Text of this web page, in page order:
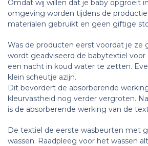
Omdat wij willen dat je baby opgroeit
omgeving worden tijdens de
materialen gebruikt en geen giftige
Was de producten eerst voordat je ze
wordt geadviseerd de babytextiel
een nacht in koud water te zetten.
klein scheutje azijn.
Dit bevordert de absorberende
kleurvastheid nog verder vergroten.
is de absorberende werking van de
De textiel de eerste wasbeurten met
wassen. Raadpleeg voor het wassen